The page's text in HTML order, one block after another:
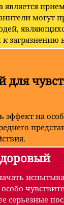
является
могут
загрязнению
для
эффект на
особо
серьезные